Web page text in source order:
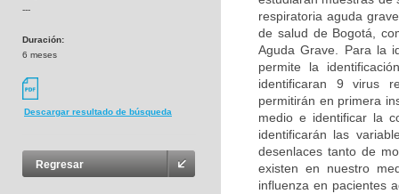
---
Duración:
6 meses
Descargar resultado de búsqueda
Regresar
respiratoria aguda
de salud de Bogotá,
Aguda Grave. Para la
permite la
identificaran 9 virus
permitirán en primera
medio e identificar la
identificarán las
desenlaces tanto de
existen en nuestro
influenza en pacientes